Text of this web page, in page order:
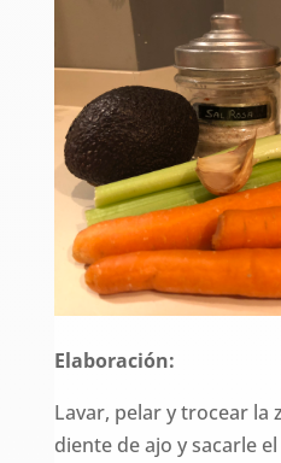
Elaboración:
Lavar, pelar y trocear la
diente de ajo y sacarle